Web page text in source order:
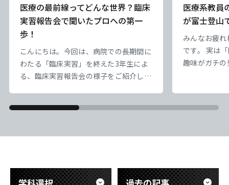
医療の最前線ってどんな世界？臨床
実習報告会で聞いたプロへの第一
歩！
こんにちは。今回は、病院での長期間に
わたる「臨床実習」を終えた3年生によ
る、臨床実習報告会の様子をご紹介しま
会では、先輩たちが実際の医療現場で触
体的で熱意あふれる発表が行われまし
した。 また、これから実習を迎える後
医療系教員
が富士登山
みんなお疲
です。 実は
趣味がガチ
でエモすぎ…
息苦しい。
き